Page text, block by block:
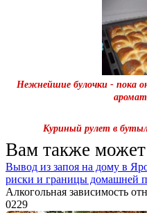
Нежнейшие булочки - пока
Куриный рулет в
Вам также может
Вывод из запоя на дому в
риски и границы домашней
Алкогольная зависимость
0229